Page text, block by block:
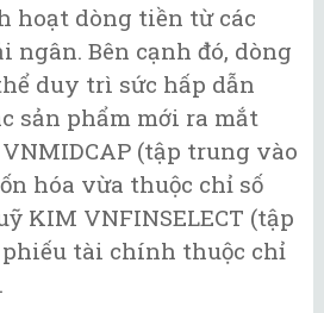
hoạt dòng tiền từ các
ngân. Bên cạnh đó, dòng
duy trì sức hấp dẫn
sản phẩm mới ra mắt
(tập trung vào
hóa vừa thuộc chỉ số
KIM VNFINSELECT (tập
tài chính thuộc chỉ